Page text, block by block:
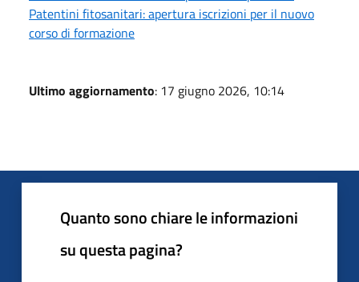
Patentini fitosanitari: apertura iscrizioni per il nuovo
corso di formazione
Ultimo aggiornamento: 17 giugno 2026, 10:14
Quanto sono chiare le informazioni
su questa pagina?